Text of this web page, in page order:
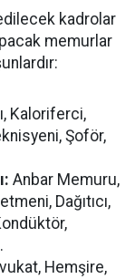
kadrolar
memurlar
Kaloriferci,
Şoför,
Anbar Memuru,
Dağıtıcı,
Hemşire,